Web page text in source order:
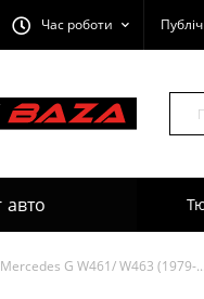
Час роботи
авто
Mercedes G W461/ W463 (1979-